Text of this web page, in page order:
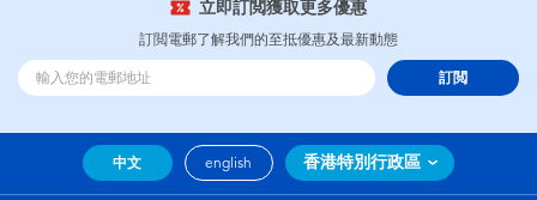
立即訂閲獲取更多優惠
訂閲電郵了解我們的至抵優惠及最新動態
訂閲
中文 english 香港特別行政區